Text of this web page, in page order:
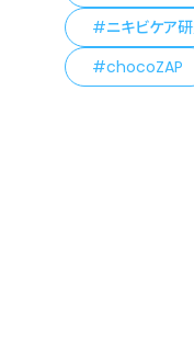
ニキビケア
chocoZAP